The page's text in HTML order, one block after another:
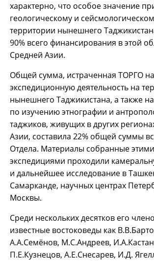
характерно, что особое значение
геологическому и
территории нынешнего
90% всего финансирования в этой
Средней Азии.
Общей сумма, истраченная ТОРГО на
экспедиционную деятельность на
нынешнего Таджикистана, а также
по изучению этнографии и
таджиков, живущих в других
Азии, составила 22% общей суммы
Отдела. Материалы собранные этими
экспедициями проходили
и дальнейшее исследование в
Самарканде, научных центрах
Москвы.
Среди нескольких десятков его
известные востоковеды как
А.А.Семёнов, М.С.Андреев,
П.Е.Кузнецов, А.Е.Снесарев, И.Д.